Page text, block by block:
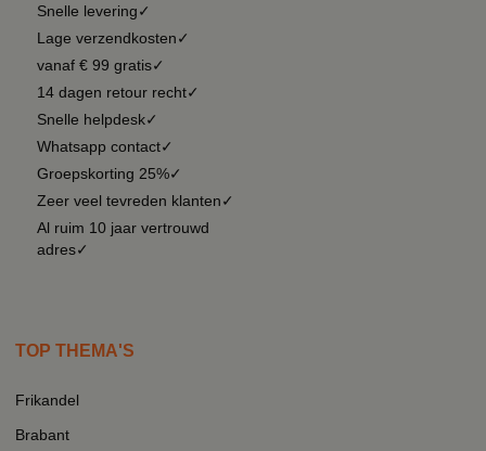
Snelle levering✓
Lage verzendkosten✓
vanaf € 99 gratis✓
14 dagen retour recht✓
Snelle helpdesk✓
Whatsapp contact✓
Groepskorting 25%✓
Zeer veel tevreden klanten✓
Al ruim 10 jaar vertrouwd
adres✓
TOP THEMA'S
Frikandel
Brabant